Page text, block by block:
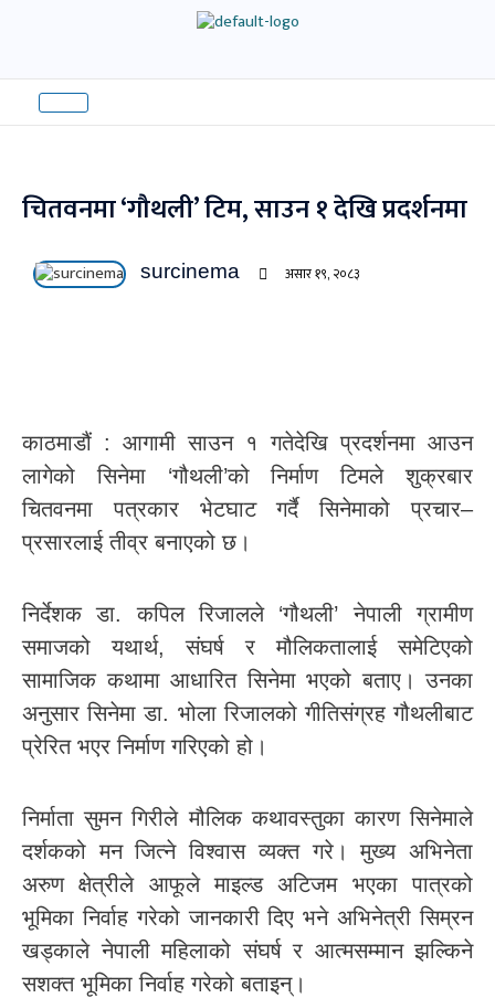
चितवनमा ‘गौथली’ टिम, साउन १ देखि प्रदर्शनमा
surcinema असार १९, २०८३
काठमाडौं : आगामी साउन १ गतेदेखि प्रदर्शनमा आउन
लागेको सिनेमा ‘गौथली’को निर्माण टिमले शुक्रबार
चितवनमा पत्रकार भेटघाट गर्दै सिनेमाको प्रचार–
प्रसारलाई तीव्र बनाएको छ।
निर्देशक डा. कपिल रिजालले ‘गौथली’ नेपाली ग्रामीण
समाजको यथार्थ, संघर्ष र मौलिकतालाई समेटिएको
सामाजिक कथामा आधारित सिनेमा भएको बताए। उनका
अनुसार सिनेमा डा. भोला रिजालको गीतिसंग्रह गौथलीबाट
प्रेरित भएर निर्माण गरिएको हो।
निर्माता सुमन गिरीले मौलिक कथावस्तुका कारण सिनेमाले
दर्शकको मन जित्ने विश्वास व्यक्त गरे। मुख्य अभिनेता
अरुण क्षेत्रीले आफूले माइल्ड अटिजम भएका पात्रको
भूमिका निर्वाह गरेको जानकारी दिए भने अभिनेत्री सिम्रन
खड्काले नेपाली महिलाको संघर्ष र आत्मसम्मान झल्किने
सशक्त भूमिका निर्वाह गरेको बताइन्।